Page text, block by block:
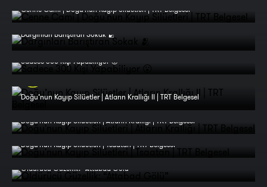
Cenne Cami | Doğu'nun Kayıp Silüetleri | TRT Belgesel
Dargınları Barıştıran Sokak 🫂
Sadece 300 Kişi Yapabiliyor 😮
Doğu’nun Kayıp Silüetler | Atların Krallığı II | TRT Belgesel
Doğu'nun Kayıp Silüetleri | Atların Krallığı | TRT Belgesel
Doğu'nun Kayıp Silüetleri | Tsaatan | TRT Belgesel
Öldürücü Güzellik: “Attabad Gölü”